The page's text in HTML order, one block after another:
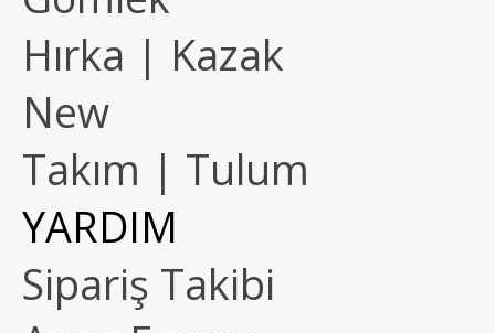
Hırka | Kazak
New
Takım | Tulum
YARDIM
Sipariş Takibi